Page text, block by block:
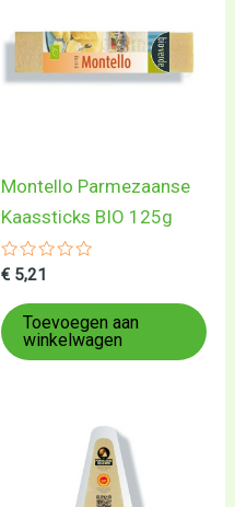
Montello Parmezaanse
Kaassticks BIO 125g
Gewaardeerd
uit
5
€ 5,21
Toevoegen aan
winkelwagen